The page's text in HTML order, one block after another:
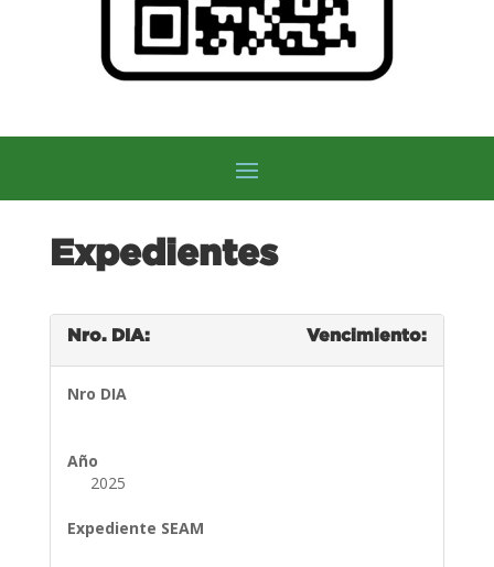
Expedientes
Nro. DIA: Vencimiento:
Nro DIA
Año
2025
Expediente SEAM